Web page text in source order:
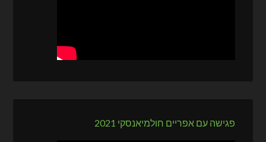
פגישה עם אפריים חולמיאנסקי 2021